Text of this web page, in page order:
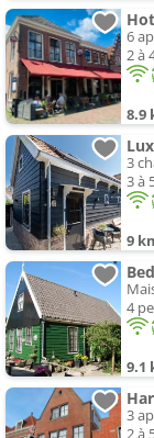
6
2 à
8.9
3
3 à
9
4
9.1
3
2 à